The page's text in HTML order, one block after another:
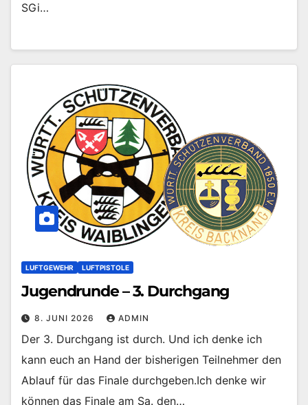
SGi…
LUFTGEWEHR LUFTPISTOLE
Jugendrunde – 3. Durchgang
8. JUNI 2026 ADMIN
Der 3. Durchgang ist durch. Und ich denke ich
kann euch an Hand der bisherigen Teilnehmer den
Ablauf für das Finale durchgeben.Ich denke wir
können das Finale am Sa. den…